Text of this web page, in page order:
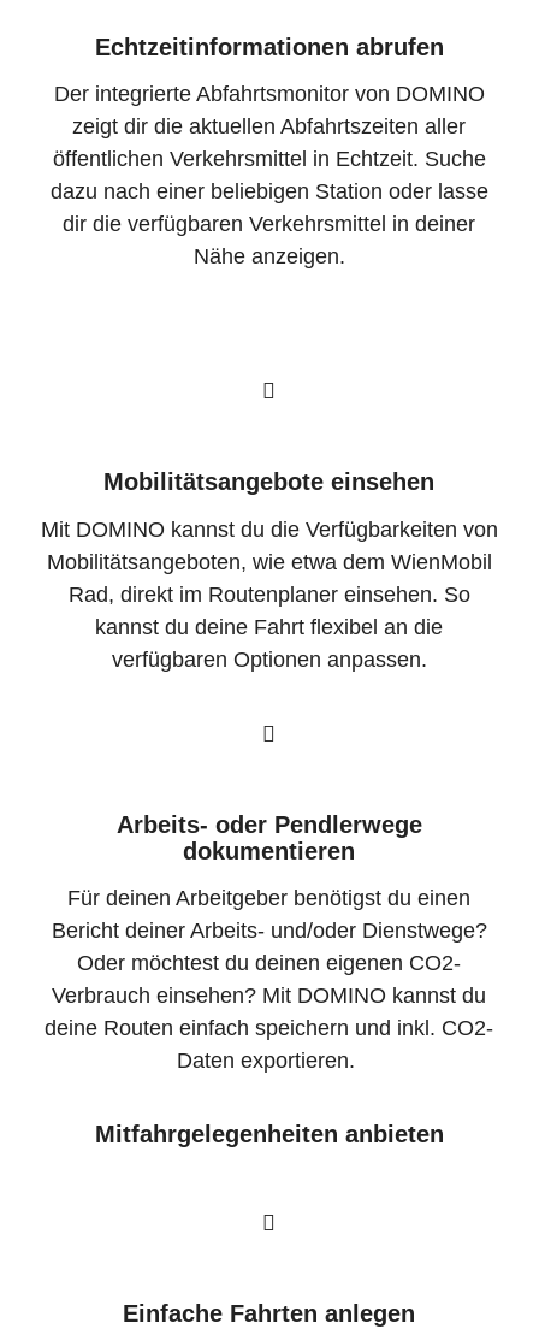
Echtzeitinformationen abrufen
Der integrierte Abfahrtsmonitor von DOMINO
zeigt dir die aktuellen Abfahrtszeiten aller
öffentlichen Verkehrsmittel in Echtzeit. Suche
dazu nach einer beliebigen Station oder lasse
dir die verfügbaren Verkehrsmittel in deiner
Nähe anzeigen.
Mobilitätsangebote einsehen
Mit DOMINO kannst du die Verfügbarkeiten von
Mobilitätsangeboten, wie etwa dem WienMobil
Rad, direkt im Routenplaner einsehen. So
kannst du deine Fahrt flexibel an die
verfügbaren Optionen anpassen.
Arbeits- oder Pendlerwege
dokumentieren
Für deinen Arbeitgeber benötigst du einen
Bericht deiner Arbeits- und/oder Dienstwege?
Oder möchtest du deinen eigenen CO2-
Verbrauch einsehen? Mit DOMINO kannst du
deine Routen einfach speichern und inkl. CO2-
Daten exportieren.
Mitfahrgelegenheiten anbieten
Einfache Fahrten anlegen